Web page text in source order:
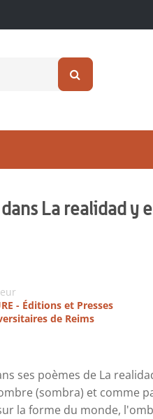
La realidad y
- Éditions et Presses
de Reims
ses poèmes de La
(sombra) et comme
la forme du monde,